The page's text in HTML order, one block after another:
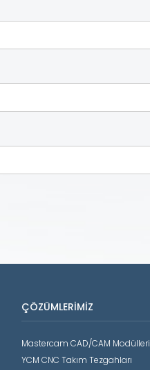
ÇÖZÜMLERIMIZ
Mastercam CAD/CAM Modülleri
YCM CNC Takım Tezgahları